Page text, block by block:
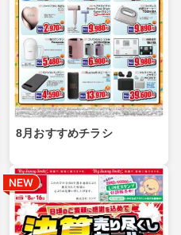
8月おすすめチラシ